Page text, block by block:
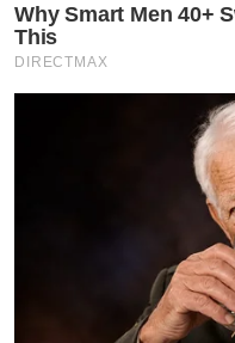
Why Smart Men 40+
This
DIRECTMAX